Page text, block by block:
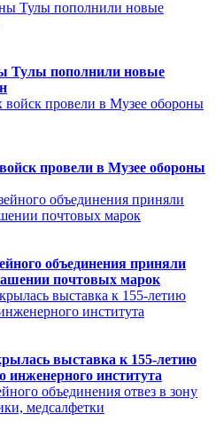
Тулы пополнили новые
провели в Музее обороны
объединения приняли
почтовых марок
выставка к 155-летию
инженерного института